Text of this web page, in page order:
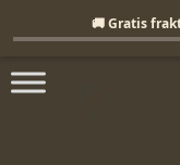
🚚 Gratis